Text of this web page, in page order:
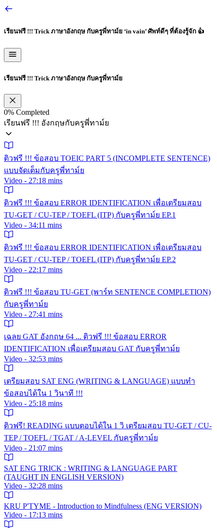
เรียนฟรี !!! Trick ภาษาอังกฤษ กับครูพี่ทาม์ย ‘in vain’ ศัพท์ดีๆ ที่ต้องรู้จัก 👍
เรียนฟรี !!! Trick ภาษาอังกฤษ กับครูพี่ทาม์ย
0% Completed
เรียนฟรี !!! อังกฤษกับครูพี่ทาม์ย
ติวฟรี !!! ข้อสอบ TOEIC PART 5 (INCOMPLETE SENTENCE)
แบบจัดเต็มกับครูพี่ทาม์ย
Video - 27:18 mins
ติวฟรี !!! ข้อสอบ ERROR IDENTIFICATION เพื่อเตรียมสอบ
TU-GET / CU-TEP / TOEFL (ITP) กับครูพี่ทาม์ย EP.1
Video - 34:11 mins
ติวฟรี !!! ข้อสอบ ERROR IDENTIFICATION เพื่อเตรียมสอบ
TU-GET / CU-TEP / TOEFL (ITP) กับครูพี่ทาม์ย EP.2
Video - 22:17 mins
ติวฟรี !!! ข้อสอบ TU-GET (พาร์ท SENTENCE COMPLETION)
กับครูพี่ทาม์ย
Video - 27:41 mins
เฉลย GAT อังกฤษ 64 ... ติวฟรี !!! ข้อสอบ ERROR
IDENTIFICATION เพื่อเตรียมสอบ GAT กับครูพี่ทาม์ย
Video - 32:53 mins
เตรียมสอบ SAT ENG (WRITING & LANGUAGE) แบบทำ
ข้อสอบได้ใน 1 วินาที !!!
Video - 25:18 mins
ติวฟรี! READING แบบตอบได้ใน 1 วิ เตรียมสอบ TU-GET / CU-
TEP / TOEFL / TGAT / A-LEVEL กับครูพี่ทาม์ย
Video - 21:07 mins
SAT ENG TRICK : WRITING & LANGUAGE PART
(TAUGHT IN ENGLISH VERSION)
Video - 32:28 mins
KRU P'TYME - Introduction to Mindfulness (ENG VERSION)
Video - 17:13 mins